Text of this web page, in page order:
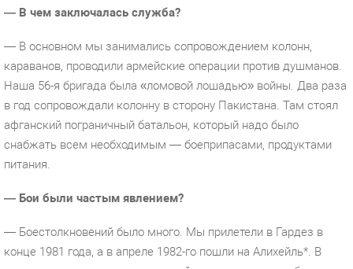
— В чем заключалась служба?
— В основном мы занимались сопровождением колонн,
караванов, проводили армейские операции против душманов.
Наша 56-я бригада была «ломовой лошадью» войны. Два раза
в год сопровождали колонну в сторону Пакистана. Там стоял
афганский пограничный батальон, который надо было
снабжать всем необходимым — боеприпасами, продуктами
питания.
— Бои были частым явлением?
— Боестолкновений было много. Мы прилетели в Гардез в
конце 1981 года, а в апреле 1982-го пошли на Алихейль*. В